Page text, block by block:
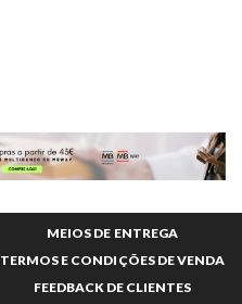
MEIOS DE ENTREGA
TERMOS E CONDIÇÕES DE VENDA
FEEDBACK DE CLIENTES